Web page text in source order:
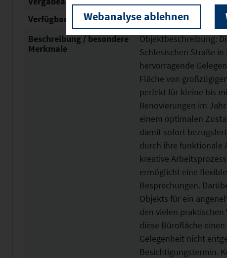
Verfügbar ab
01.02.2026
Beschreibung / besondere
Merkmale
Objektbeschreibung:
Schlesischen Straße
hervorragende
Fläche von
perfekt für kleine bis
Renovierungen im
einem optimalen
damit sofort
durch ihre funktionale
kreative
ermöglicht eine
Besprechungen.
Objekts für ein
den vielen
diese Bürofläche
Gelegenheit nicht
Besichtigungstermin.
Webanalyse ablehnen